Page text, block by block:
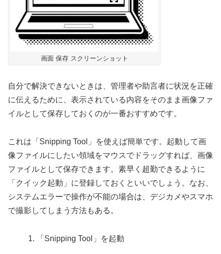
画面 保存 スクリーンショット
自分で解決できないときは、管理者や助言者に状況を正確
に伝えるために、表示されている内容をそのまま画像ファ
イルとして保存しておくのが一番おすすめです。
これは「Snipping Tool」を使えば簡単です。起動して画
像ファイルにしたい領域をマウスでドラッグすれば、画像
ファイルとして保存できます。素早く超勤できるように
「クイック起動」に登録しておくといいでしょう。なお、
システムエラーで操作が不能の場合は、デジカメやスマホ
で撮影してしまう方法もある。
「Snipping Tool」を起動